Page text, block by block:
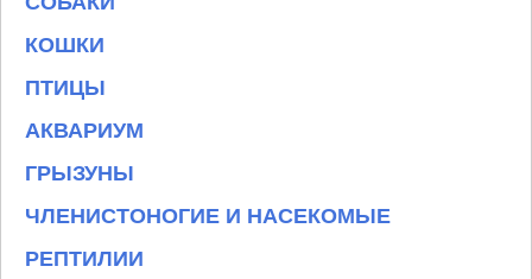
КОШКИ
ПТИЦЫ
АКВАРИУМ
ГРЫЗУНЫ
ЧЛЕНИСТОНОГИЕ И НАСЕКОМЫЕ
РЕПТИЛИИ